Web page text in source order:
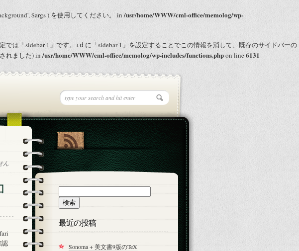
$args ) を使用してください。 in/usr/home/WWW/cml-office/memolog/wp-
は「sidebar-1」です。 id に「sidebar-1」を設定することでこの情報を消して、既存のサイドバーの
れました) in/usr/home/WWW/cml-office/memolog/wp-includes/functions.phpon line6131
ん
認
索:
最近の投稿
Sonoma + 美文書9版のTeX